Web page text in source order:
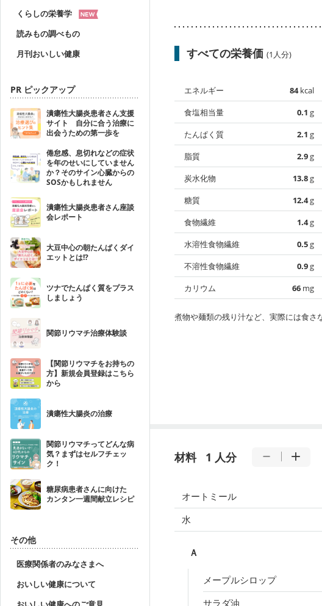
くらしの栄養学
読みもの調べもの
月刊おいしい健康
PR ピックアップ
潰瘍性大腸炎患者さん支援
サイト 自分に合う治療に
出会うための第一歩を
倦怠感、息切れなどの症状
を年のせいにしていません
か？そのサイン心臓からの
SOSかもしれません
潰瘍性大腸炎患者さん座談
会レポート
大豆中心の朝たんぱくダイ
エットとは!?
ツナでたんぱく質をプラス
しましょう
関節リウマチ治療体験談
【関節リウマチをお持ちの
方】新規会員登録はこちら
から
潰瘍性大腸炎の治療
関節リウマチってどんな病
気？まずはセルフチェッ
ク！
糖尿病患者さんに向けた
カンタン一週間献立レシピ
その他
医療関係者のみなさまへ
おいしい健康について
すべての栄養価 (1人分)
エネルギー 84kcal
食塩相当量
0.1 g
たんぱく質
2.1 g
脂質
2.9g
炭水化物
13.8g
糖質
12.4g
食物繊維
1.4g
水溶性食物繊維
0.5g
不溶性食物繊維
0.9g
カリウム
66 mg
煮物や麺類の残り汁など、実際には食さ
材料 1 人分
オートミール
水
Ａ
メープルシロップ
サラダ油